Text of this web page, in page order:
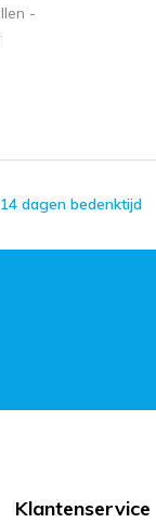
14 dagen bedenktijd
Klantenservice